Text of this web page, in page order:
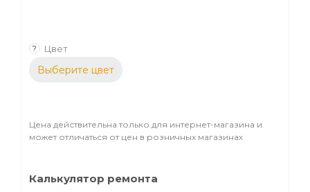
? Цвет
Выберите цвет
Цена действительна только для интернет-магазина и
может отличаться от цен в розничных магазинах
Калькулятор ремонта